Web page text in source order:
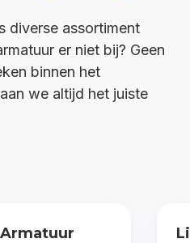
diverse assortiment
er niet bij? Geen
binnen het
we altijd het juiste